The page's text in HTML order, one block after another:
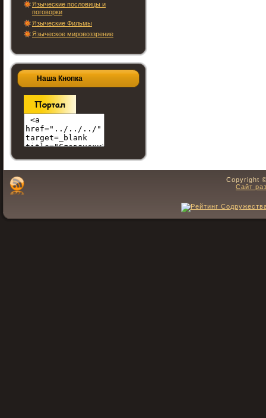
Языческие пословицы и
поговорки
Языческие Фильмы
Языческое мировоззрение
Наша Кнопка
Copyright
Сайт